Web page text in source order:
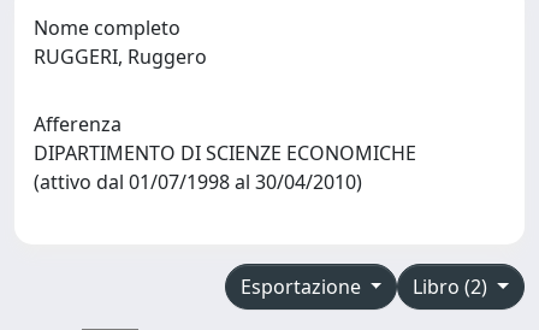
Nome completo
RUGGERI, Ruggero
Afferenza
DIPARTIMENTO DI SCIENZE ECONOMICHE
(attivo dal 01/07/1998 al 30/04/2010)
Libro (2)
Esportazione